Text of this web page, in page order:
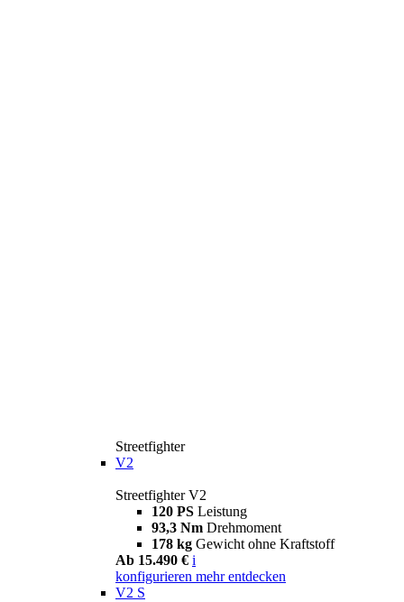
Streetfighter
V2
Streetfighter V2
120 PS Leistung
93,3 Nm Drehmoment
178 kg Gewicht ohne Kraftstoff
Ab 15.490 € i
konfigurieren mehr entdecken
V2 S